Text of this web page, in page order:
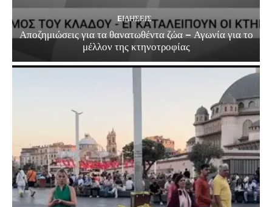
EΙΔΗΣΕΙΣ
Αποζημιώσεις για τα θανατωθέντα ζώα – Αγωνία για το
μέλλον της κτηνοτροφίας